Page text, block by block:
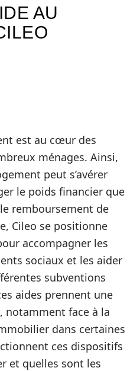
AU
est au cœur des
ménages. Ainsi,
peut s’avérer
le poids financier que
remboursement de
Cileo se positionne
accompagner les
sociaux et les aider
subventions
aides prennent une
notamment face à la
dans certaines
ces dispositifs
et quelles sont les